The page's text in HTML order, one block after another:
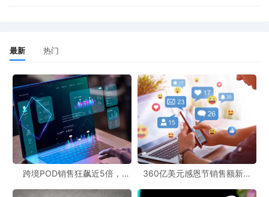
200万美金；节庆用品、秋冬服饰、家居及潮玩成
为黑五首周的热销品。
TEMU、速卖通挺进全球前三
美国知名数据可视化机构Visual Capitalist发布
的“2025年全球访问量最高的电商网站排行”，揭开
了当前全球跨境电商市场的竞争格局。在这份备受
最新 热门
跨境POD销售狂飙近5倍，
360亿美元感恩节销售额新纪
新风潮！